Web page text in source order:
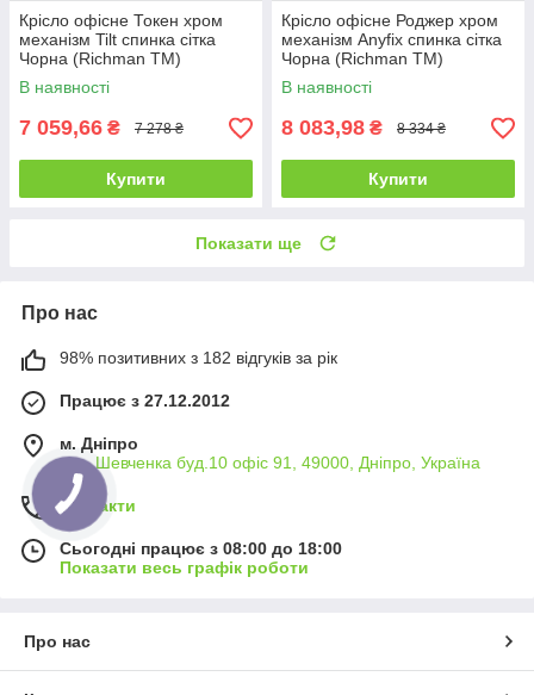
Крісло офісне Токен хром
механізм Tilt спинка сітка
Чорна (Richman ТМ)
В наявності
7 059,66 ₴ 7 278 ₴
Купити
Крісло офісне Роджер хром
механізм Anyfix спинка сітка
Чорна (Richman ТМ)
В наявності
8 083,98 ₴ 8 334 ₴
Купити
Показати ще
Про нас
98% позитивних з 182 відгуків за рік
Працює з 27.12.2012
м. Дніпро
вул. Шевченка буд.10 офіс 91, 49000, Дніпро, Україна
Контакти
Сьогодні працює з 08:00 до 18:00
Показати весь графік роботи
Про нас